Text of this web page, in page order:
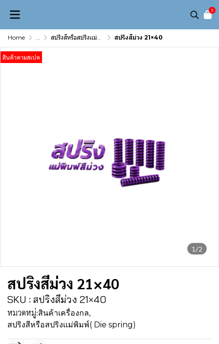
0
Home ... สปริงสีหรือสปริงเเม่พิมพ์( Die spring) สปริงสีม่วง 21×40
1/2
สินค้าตามสเปค
สปริงสีม่วง 21×40
SKU : สปริงสีม่วง 21×40
หมวดหมู่:สินค้าเครื่องกล,
สปริงสีหรือสปริงเเม่พิมพ์( Die spring)